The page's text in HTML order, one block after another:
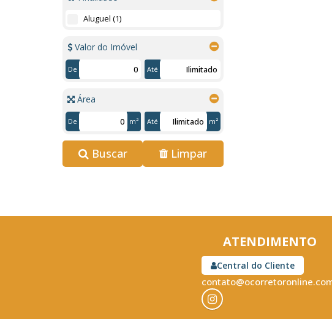
Aluguel (1)
Valor do Imóvel
De Até
Área
De m² Até m²
Buscar Limpar
ATENDIMENTO
Central do Cliente